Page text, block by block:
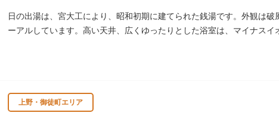
日の出湯は、宮大工により、昭和初期に建てられた銭湯です。外観は
ーアルしています。高い天井、広くゆったりとした浴室は、マイナス
上野・御徒町エリア